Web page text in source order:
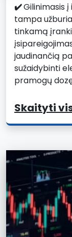
✔️Gilinimasis
tampa
tinkamą
jaudinančią
sužaidybinti
pramogų
Skaityti